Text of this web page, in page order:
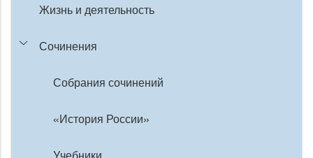
Жизнь и деятельность
Сочинения
Собрания сочинений
«История России»